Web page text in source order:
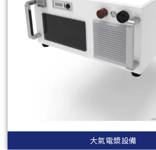
大氣電漿設備